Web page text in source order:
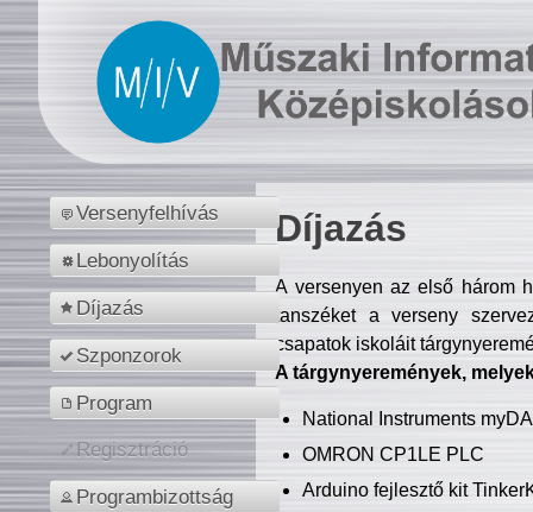
Versenyfelhívás
Lebonyolítás
Díjazás
Szponzorok
Program
Regisztráció
Programbizottság
Díjazás
A versenyen az első három
tanszéket a verseny
csapatok iskoláit
A tárgynyeremények,
National Instruments
OMRON CP1LE PLC
Arduino fejlesztő kit